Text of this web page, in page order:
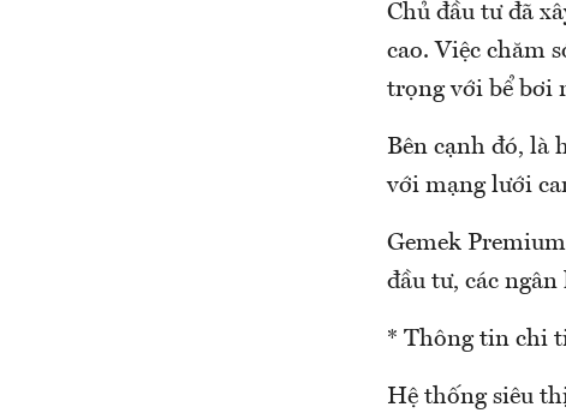
Chủ đầu tư đã
cao. Việc chăm
trọng với bể bơi
Bên cạnh đó, là
với mạng lưới
Gemek
đầu tư, các
* Thông tin chi
Hệ thống siêu